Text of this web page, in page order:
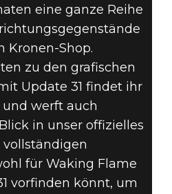
eine ganze Reihe
Kronen-Shop.
zu den grafischen
Update 31 findet ihr
und werft auch
in unser offizielles
für Waking Flame
vorfinden könnt, um